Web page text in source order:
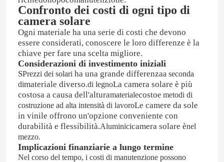
Confronto dei costi di ogni tipo di
camera solare
Ogni materiale ha una serie di costi che devono
essere considerati, conoscere le loro differenze è la
chiave per fare una scelta migliore.
Considerazioni di investimento iniziali
SPrezzi dei solari ha una grande differenzaa seconda
dimateriale diverso.di legnoLa camera solare è più
costosa a causa dell'alturamaterialecostoe metodi di
costruzione ad alta intensità di lavoroLe camere da sole
in vinile offrono un'opzione conveniente con
durabilità e flessibilità.Aluminicicamera solare ènel
mezzo.
Implicazioni finanziarie a lungo termine
Nel corso del tempo, i costi di manutenzione possono